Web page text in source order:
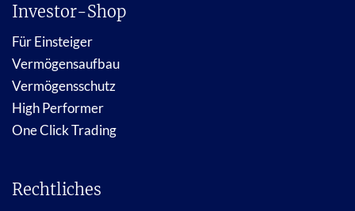
Investor-Shop
Für Einsteiger
Vermögensaufbau
Vermögensschutz
High Performer
One Click Trading
Rechtliches